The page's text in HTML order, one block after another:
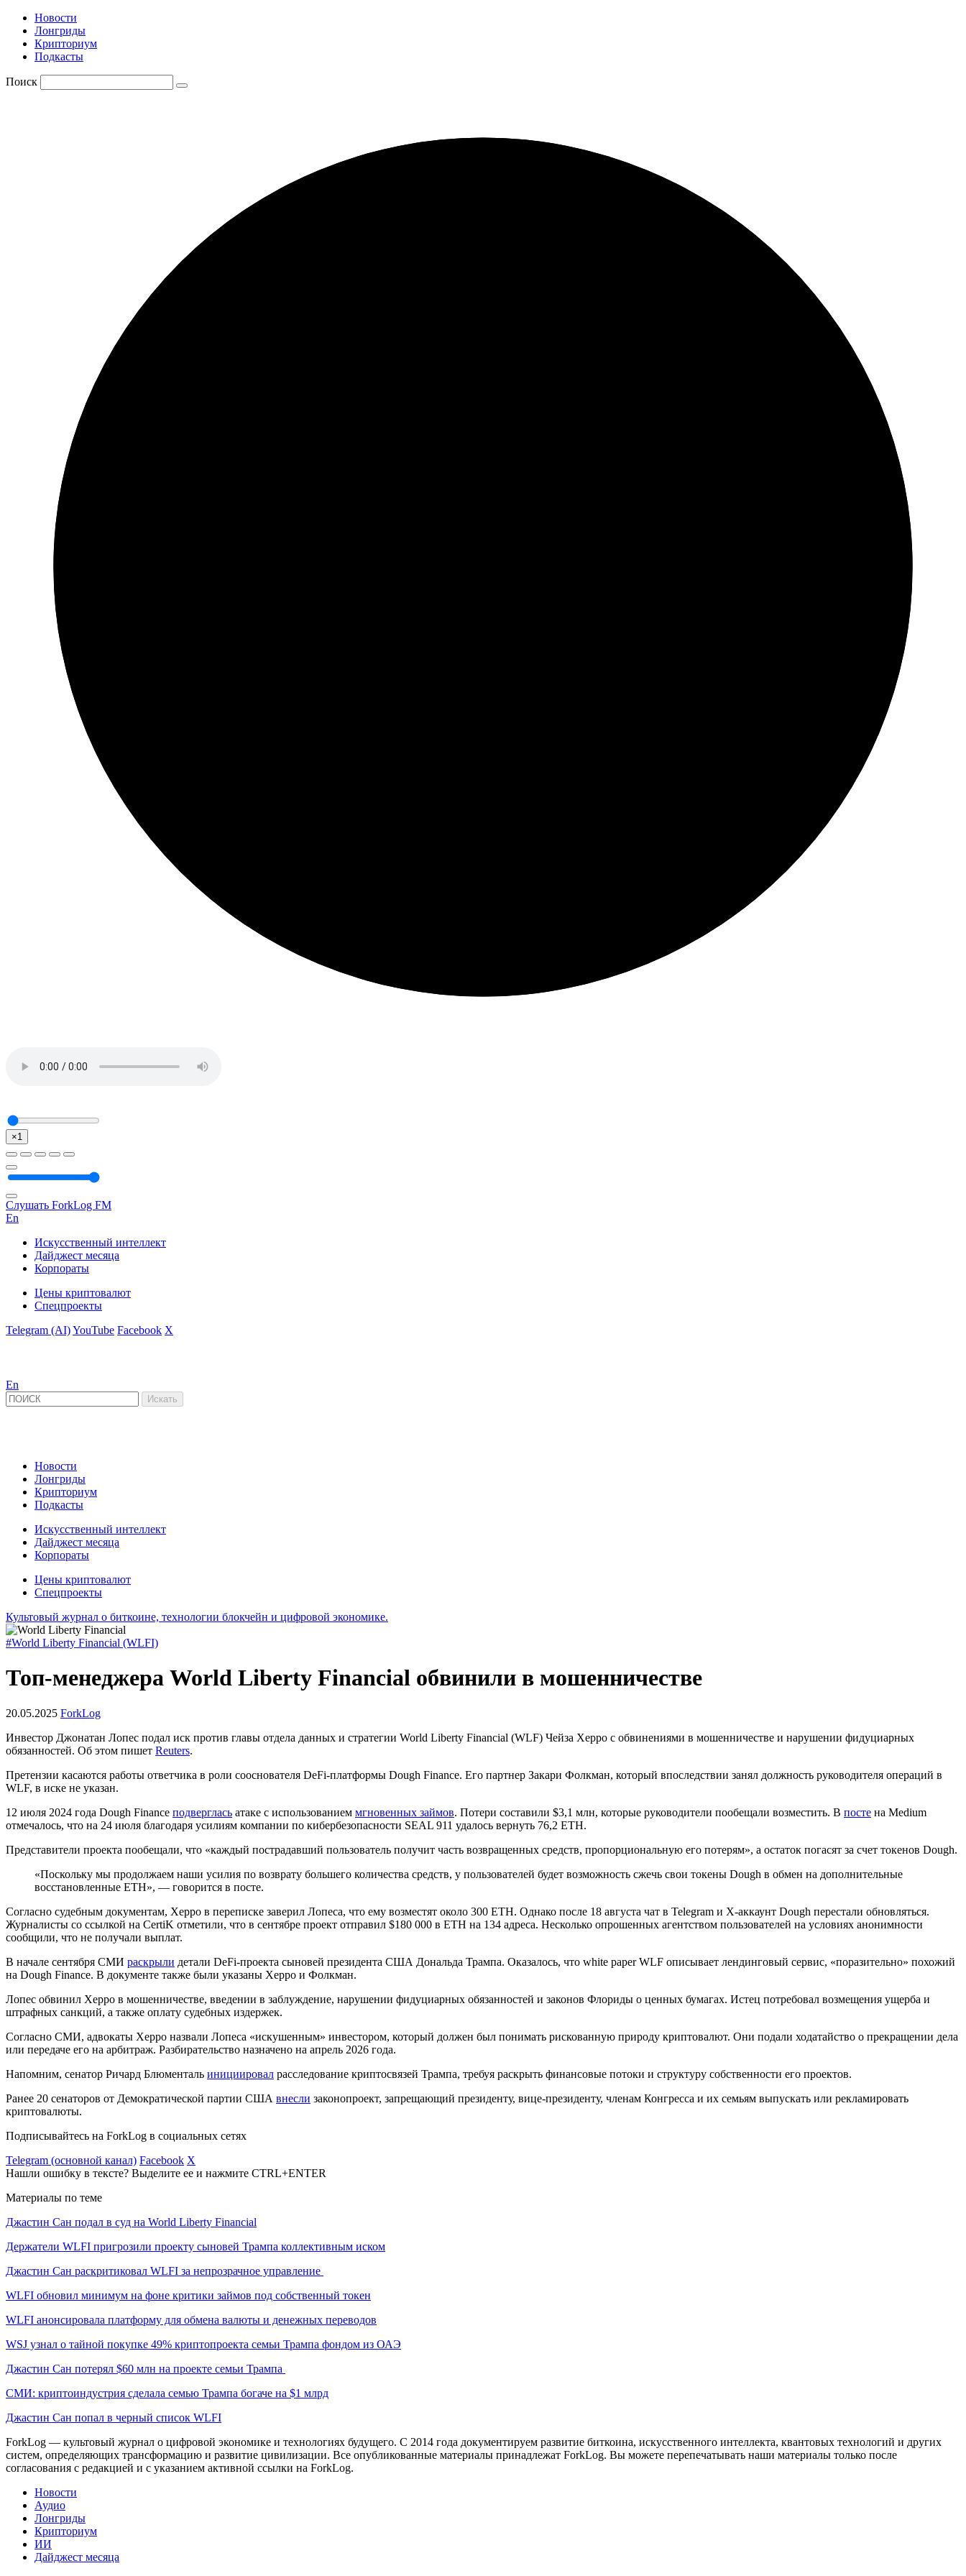
Новости
Лонгриды
Крипториум
Подкасты
Поиск
×1
Слушать ForkLog FM
En
Искусственный интеллект
Дайджест месяца
Корпораты
Цены криптовалют
Спецпроекты
Telegram (AI)YouTube Facebook X
En
Новости
Лонгриды
Крипториум
Подкасты
Искусственный интеллект
Дайджест месяца
Корпораты
Цены криптовалют
Спецпроекты
Культовый журнал о биткоине, технологии блокчейн и цифровой экономике.
#World Liberty Financial (WLFI)
Топ-менеджера World Liberty Financial обвинили в мошенничестве
20.05.2025 ForkLog
Инвестор Джонатан Лопес подал иск против главы отдела данных и стратегии World Liberty Financial (WLF) Чейза Херро с обвинениями в мошенничестве и нарушении фидуциарных
обязанностей. Об этом пишет Reuters.
Претензии касаются работы ответчика в роли сооснователя DeFi-платформы Dough Finance. Его партнер Закари Фолкман, который впоследствии занял должность руководителя операций в
WLF, в иске не указан.
12 июля 2024 года Dough Finance подверглась атаке с использованием мгновенных займов. Потери составили $3,1 млн, которые руководители пообещали возместить. В посте на Medium
отмечалось, что на 24 июля благодаря усилиям компании по кибербезопасности SEAL 911 удалось вернуть 76,2 ETH.
Представители проекта пообещали, что «каждый пострадавший пользователь получит часть возвращенных средств, пропорциональную его потерям», а остаток погасят за счет токенов Dough.
«Поскольку мы продолжаем наши усилия по возврату большего количества средств, у пользователей будет возможность сжечь свои токены Dough в обмен на дополнительные
восстановленные ETH», — говорится в посте.
Согласно судебным документам, Херро в переписке заверил Лопеса, что ему возместят около 300 ETH. Однако после 18 августа чат в Telegram и X-аккаунт Dough перестали обновляться.
Журналисты со ссылкой на CertiK отметили, что в сентябре проект отправил $180 000 в ETH на 134 адреса. Несколько опрошенных агентством пользователей на условиях анонимности
сообщили, что не получали выплат.
В начале сентября СМИ раскрыли детали DeFi-проекта сыновей президента США Дональда Трампа. Оказалось, что white paper WLF описывает лендинговый сервис, «поразительно» похожий
на Dough Finance. В документе также были указаны Херро и Фолкман.
Лопес обвинил Херро в мошенничестве, введении в заблуждение, нарушении фидуциарных обязанностей и законов Флориды о ценных бумагах. Истец потребовал возмещения ущерба и
штрафных санкций, а также оплату судебных издержек.
Согласно СМИ, адвокаты Херро назвали Лопеса «искушенным» инвестором, который должен был понимать рискованную природу криптовалют. Они подали ходатайство о прекращении дела
или передаче его на арбитраж. Разбирательство назначено на апрель 2026 года.
Напомним, сенатор Ричард Блюменталь инициировал расследование криптосвязей Трампа, требуя раскрыть финансовые потоки и структуру собственности его проектов.
Ранее 20 сенаторов от Демократической партии США внесли законопроект, запрещающий президенту, вице-президенту, членам Конгресса и их семьям выпускать или рекламировать
криптовалюты.
Подписывайтесь на ForkLog в социальных сетях
Telegram (основной канал) Facebook X
Нашли ошибку в тексте? Выделите ее и нажмите CTRL+ENTER
Материалы по теме
Джастин Сан подал в суд на World Liberty Financial
Держатели WLFI пригрозили проекту сыновей Трампа коллективным иском
Джастин Сан раскритиковал WLFI за непрозрачное управление
WLFI обновил минимум на фоне критики займов под собственный токен
WLFI анонсировала платформу для обмена валюты и денежных переводов
WSJ узнал о тайной покупке 49% криптопроекта семьи Трампа фондом из ОАЭ
Джастин Сан потерял $60 млн на проекте семьи Трампа
СМИ: криптоиндустрия сделала семью Трампа богаче на $1 млрд
Джастин Сан попал в черный список WLFI
ForkLog — культовый журнал о цифровой экономике и технологиях будущего. С 2014 года документируем развитие биткоина, искусственного интеллекта, квантовых технологий и других
систем, определяющих трансформацию и развитие цивилизации. Все опубликованные материалы принадлежат ForkLog. Вы можете перепечатывать наши материалы только после
согласования с редакцией и с указанием активной ссылки на ForkLog.
Новости
Аудио
Лонгриды
Крипториум
ИИ
Дайджест месяца